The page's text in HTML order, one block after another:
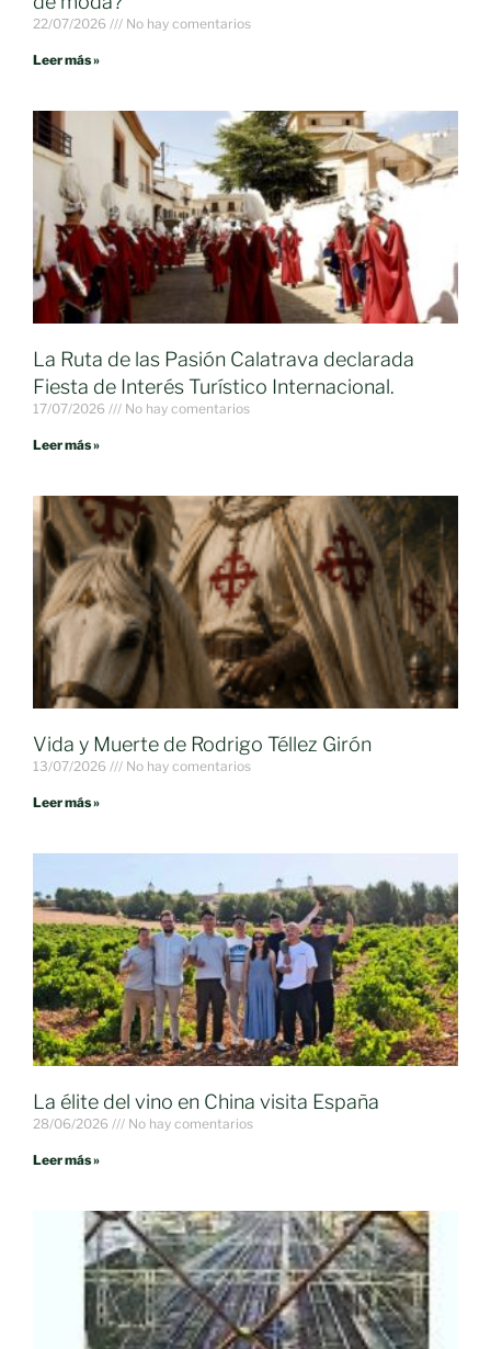
22/07/2026 No hay comentarios
Leer más »
La Ruta de las Pasión Calatrava declarada
Fiesta de Interés Turístico Internacional.
17/07/2026 No hay comentarios
Leer más »
Vida y Muerte de Rodrigo Téllez Girón
13/07/2026 No hay comentarios
Leer más »
La élite del vino en China visita España
28/06/2026 No hay comentarios
Leer más »